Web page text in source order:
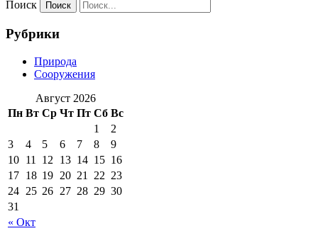
Поиск
Рубрики
Природа
Сооружения
Август 2026
Пн Вт Ср Чт Пт Сб Вс
« Окт
1
2
3
4 5 6 7 8
9
10 11 12 13 14 15 16
17 18 19 20 21 22 23
24 25 26 27 28 29 30
31